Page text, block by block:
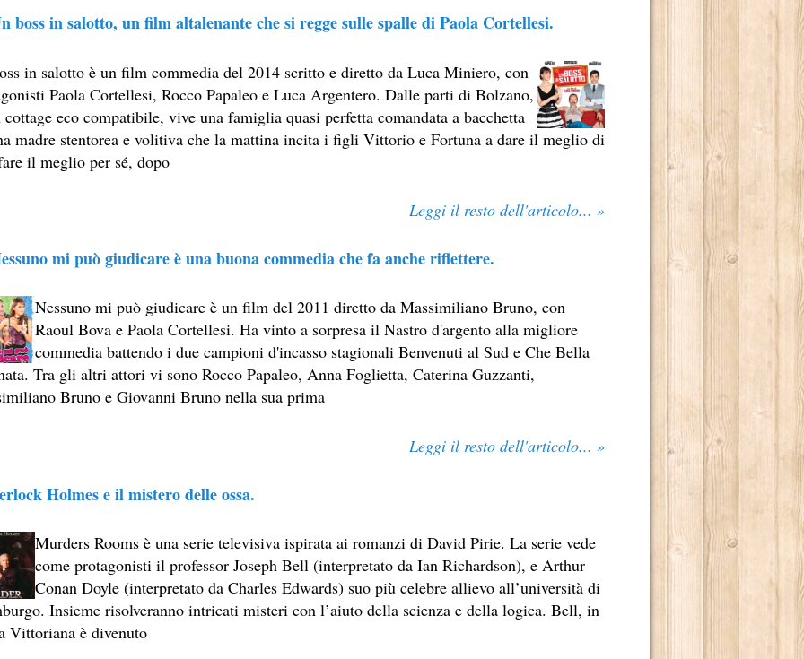
STORY, CONSIDERABILE UN ESEMPIO DI FILM NOIR MODERNO
PARZIALE, TROPPO PARZIALE.
DECENNI È RIUSCITO A TENERE ALTO IL PROPRIO NOME, È ANCHE MERITO DI MARCO TULLIO GIORDANA.
DI PIÙ NELLA STORIA DEL CINEMA
DELLA COSIDDETTA TRILOGIA SULLA MORTE
boss in salotto, un film altalenante che si regge sulle spalle di Paola Cortellesi.
in salotto è un film commedia del 2014 scritto e diretto da Luca Miniero, con
Paola Cortellesi, Rocco Papaleo e Luca Argentero. Dalle parti di Bolzano,
eco compatibile, vive una famiglia quasi perfetta comandata a bacchetta
madre stentorea e volitiva che la mattina incita i figli Vittorio e Fortuna a dare il meglio di
il meglio per sé, dopo
Leggi il resto dell'articolo... »
mi può giudicare è una buona commedia che fa anche riflettere.
Nessuno mi può giudicare è un film del 2011 diretto da Massimiliano Bruno, con
Raoul Bova e Paola Cortellesi. Ha vinto a sorpresa il Nastro d'argento alla migliore
commedia battendo i due campioni d'incasso stagionali Benvenuti al Sud e Che Bella
Tra gli altri attori vi sono Rocco Papaleo, Anna Foglietta, Caterina Guzzanti,
Bruno e Giovanni Bruno nella sua prima
Leggi il resto dell'articolo... »
Holmes e il mistero delle ossa.
Murders Rooms è una serie televisiva ispirata ai romanzi di David Pirie. La serie vede
come protagonisti il professor Joseph Bell (interpretato da Ian Richardson), e Arthur
Conan Doyle (interpretato da Charles Edwards) suo più celebre allievo all’università di
Insieme risolveranno intricati misteri con l’aiuto della scienza e della logica. Bell, in
Vittoriana è divenuto